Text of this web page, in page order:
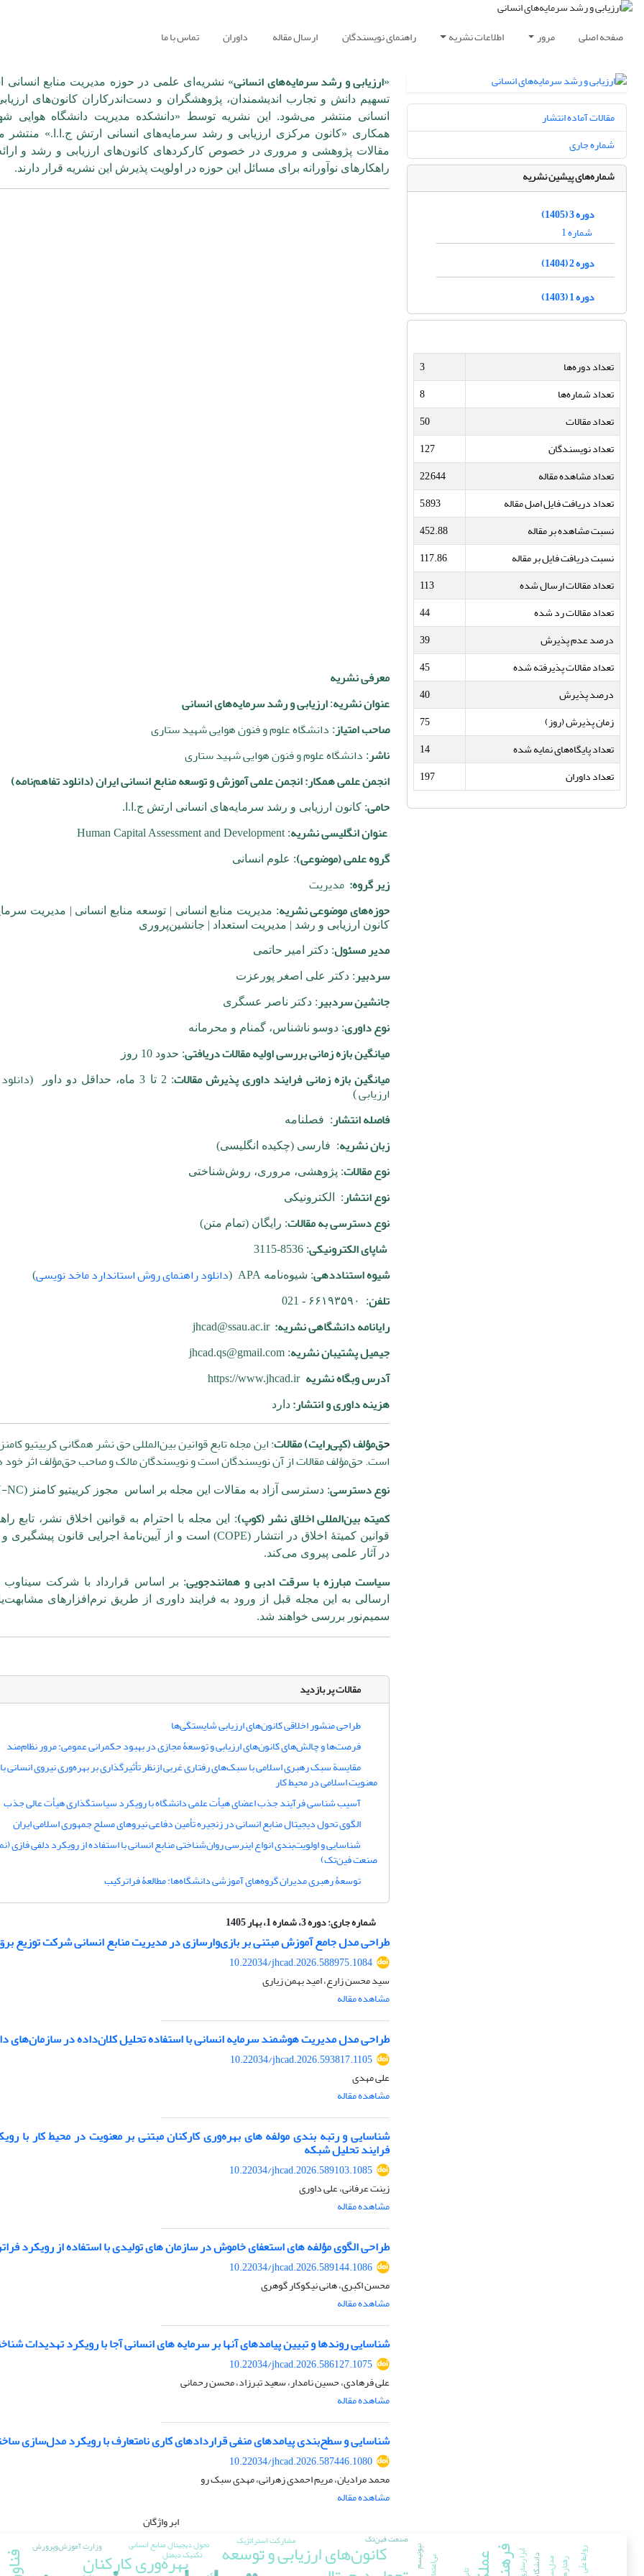
صفحه اصلی مرور اطلاعات نشریه راهنمای نویسندگان ارسال مقاله داوران تماس با ما
مقالات آماده انتشار
شماره جاری
شماره‌های پیشین نشریه
دوره 3 (1405)
شماره 1
دوره 2 (1404)
دوره 1 (1403)
تعداد دوره‌ها
3
تعداد شماره‌ها
8
تعداد مقالات
50
تعداد نویسندگان
127
تعداد مشاهده مقاله
22,644
تعداد دریافت فایل اصل مقاله
5,893
نسبت مشاهده بر مقاله
452.88
نسبت دریافت فایل بر مقاله
117.86
تعداد مقالات ارسال شده
113
تعداد مقالات رد شده
44
درصد عدم پذیرش
39
تعداد مقالات پذیرفته شده
45
درصد پذیرش
40
زمان پذیرش (روز)
75
تعداد پایگاه‌های نمایه شده
14
تعداد داوران
197
«ارزیابی و رشد سرمایه‌های انسانی» نشریه‌ای علمی در حوزه مدیریت منابع
تسهیم دانش و تجارب اندیشمندان، پژوهشگران و دست‌اندرکاران کانون‌های
انسانی منتشر می‌شود. این نشریه توسط «دانشکده مدیریت دانشگاه هوایی
همکاری «کانون مرکزی ارزیابی و رشد سرمایه‌های انسانی ارتش ج.ا.ا.» منتشر
مقالات پژوهشی و مروری در خصوص کارکردهای کانون‌های ارزیابی و رشد و
راهکارهای نوآورانه برای مسائل این حوزه در اولویت پذیرش این نشریه قرار دارند.
معرفی نشریه
عنوان نشریه: ارزیابی و رشد سرمایه‌های انسانی
صاحب امتیاز: دانشگاه علوم و فنون هوایی شهید ستاری
ناشر: دانشگاه علوم و فنون هوایی شهید ستاری
انجمن علمی همکار: انجمن علمی آموزش و توسعه منابع انسانی ایران (دانلود تفاهم‌نامه)
حامی: کانون ارزیابی و رشد سرمایه‌های انسانی ارتش ج.ا.ا.
عنوان انگلیسی نشریه: Human Capital
Assessment and Development
گروه علمی (موضوعی): علوم انسانی
زیر گروه: مدیریت
حوزه‌های موضوعی نشریه: مدیریت منابع انسانی | توسعه منابع انسانی | مدیریت
کانون‌ ارزیابی و رشد | مدیریت استعداد | جانشین‌پروری
مدیر مسئول: دکتر امیر حاتمی
سردبیر: دکتر علی اصغر پورعزت
جانشین سردبیر: دکتر ناصر عسگری
نوع داوری: دوسو ناشناس، گمنام و محرمانه
میانگین بازه زمانی بررسی اولیه مقالات دریافتی: حدود 10 روز
میانگین بازه زمانی فرایند داوری پذیرش مقالات: 2 تا 3 ماه، حداقل دو داور (
ارزیابی)
فاصله انتشار: فصلنامه
زبان نشریه: فارسی (چکیده انگلیسی)
نوع مقالات: پژوهشی، مروری، روش‌شناختی
نوع انتشار: الکترونیکی
نوع دسترسی به مقالات: رایگان (تمام متن)
شاپای الکترونیکی: 8536-3115
شیوه استناددهی: شیوه‌نامه APA
(دانلود راهنمای روش استاندارد ماخد نویسی)
تلفن: ۶۶۱۹۳۵۹۰ - 021
رایانامه دانشگاهی نشریه: jhcad@ssau.ac.ir
جیمیل پشتیبان نشریه: jhcad.qs@gmail.com
آدرس وبگاه نشریه https://www.jhcad.ir
هزینه داوری و انتشار: دارد
حق‌مؤلف (کپی‌رایت) مقالات: این مجله تابع قوانین بین‌المللی حق نشر همگانی کرییتیو
است. حق‌مؤلف مقالات از آن نویسندگان است و نویسندگان مالک و صاحب حق‌مؤلف اثر
نوع دسترسی: دسترسی آزاد به مقالات این مجله بر اساس مجوز کرییتیو کامنز (NC
کمیته بین‌المللی اخلاق نشر (کوپ): این مجله با احترام به قوانین اخلاق نشر، تابع
قوانین کمیتۀ اخلاق در انتشار (COPE) است و از آیین‌نامۀ اجرایی قانون پیشگیری و
در آثار علمی پیروی می‌کند.
سیاست مبارزه با سرقت ادبی و همانندجویی: بر اساس قرارداد با شرکت سیناوب
ارسالی به این مجله قبل از ورود به فرایند داوری از طریق نرم‌افزارهای
سمیم‌نور بررسی خواهند شد.
مقالات پر بازدید
طراحی منشور اخلاقی کانون‌های ارزیابی شایستگی‌ها
فرصت‌ها و چالش‌های کانون‌های ارزیابی و توسعۀ مجازی در بهبود حکمرانی عمومی: مرور نظام‌مند
مقایسة سبک رهبری اسلامی با سبک‌های رفتاری غربی ازنظر تأثیرگذاری بر بهره‌وری نیروی انسانی
معنویت اسلامی در محیط کار
آسیب شناسی فرآیند جذب اعضای هیأت علمی دانشگاه با رویکرد سیاستگذاری هیأت عالی جذب
الگوی تحول دیجیتال منابع انسانی در زنجیره تأمین دفاعی نیروهای مسلح جمهوری اسلامی ایران
شناسایی و اولویت‌بندی انواع اینرسی روان‌شناختی منابع انسانی با استفاده از رویکرد دلفی فازی
صنعت فین‌تک)
توسعۀ رهبری مدیران گروه‌های آموزشی دانشگاه‌ها: مطالعۀ فراترکیب
شماره جاری:دوره 3، شماره 1، بهار 1405
طراحی مدل جامع آموزش مبتنی بر بازی‌وارسازی در مدیریت منابع انسانی شرکت توزیع
10.22034/jhcad.2026.588975.1084
سید محسن زارع، امید بهمن زیاری
مشاهده مقاله
طراحی مدل مدیریت هوشمند سرمایه انسانی با استفاده تحلیل کلان‌داده در سازمان‌های
10.22034/jhcad.2026.593817.1105
علی مهدی
مشاهده مقاله
شناسایی و رتبه بندی مولفه های بهره‌وری کارکنان مبتنی بر معنویت در محیط کار با
فرایند تحلیل شبکه
10.22034/jhcad.2026.589103.1085
زینت عرفانی، علی داوری
مشاهده مقاله
طراحی الگوی مؤلفه ‌های استعفای خاموش در سازمان های تولیدی با استفاده از رویکرد
10.22034/jhcad.2026.589144.1086
محسن اکبری، هانی نیکوکار گوهری
مشاهده مقاله
شناسایی روندها و تبیین پیامدهای آنها بر سرمایه های انسانی آجا با رویکرد تهدیدات
10.22034/jhcad.2026.586127.1075
علی فرهادی، حسین نامدار، سعید تبرزاد، محسن رحمانی
مشاهده مقاله
شناسایی و سطح‌بندی پیامدهای منفی قراردادهای کاری نامتعارف با رویکرد مدل‌سازی
10.22034/jhcad.2026.587446.1080
محمد مرادیان، مریم احمدی زهرانی، مهدی سبک رو
مشاهده مقاله
ابر واژگان
بهره‌وری کارکنان کانون‌های ارزیابی و توسعه وزارت آموزش‌وپرورش تحول دیجیتال منابع انسانی مشارکت استراتژیک
تکنیک دیمتل
صنعت فین‌تک
ابزارسازی نپوتیسم روابط علّی